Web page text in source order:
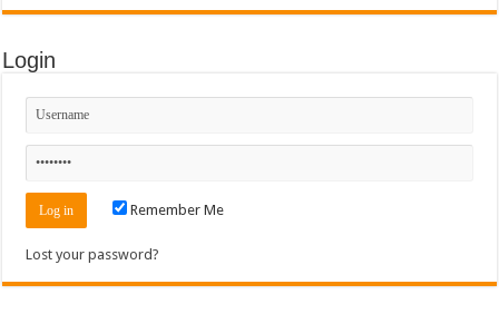
Login
Remember Me
Lost your password?